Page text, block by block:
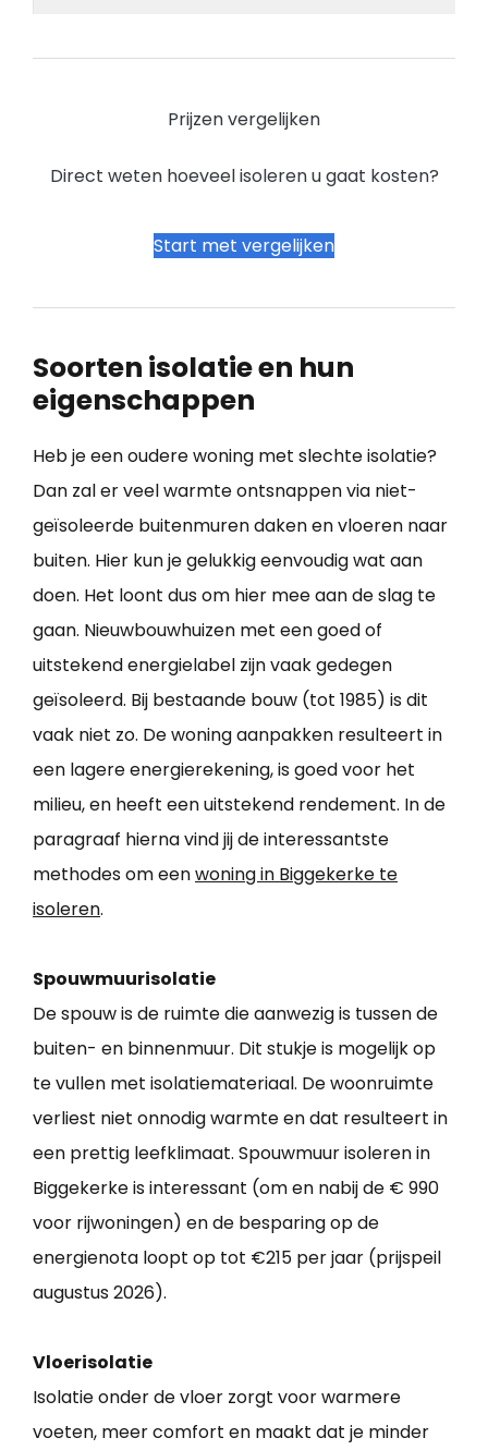
Prijzen vergelijken
Direct weten hoeveel isoleren u gaat kosten?
Start met vergelijken
Soorten isolatie en hun
eigenschappen
Heb je een oudere woning met slechte isolatie?
Dan zal er veel warmte ontsnappen via niet-
geïsoleerde buitenmuren daken en vloeren naar
buiten. Hier kun je gelukkig eenvoudig wat aan
doen. Het loont dus om hier mee aan de slag te
gaan. Nieuwbouwhuizen met een goed of
uitstekend energielabel zijn vaak gedegen
geïsoleerd. Bij bestaande bouw (tot 1985) is dit
vaak niet zo. De woning aanpakken resulteert in
een lagere energierekening, is goed voor het
milieu, en heeft een uitstekend rendement. In de
paragraaf hierna vind jij de interessantste
methodes om eenwoning in Biggekerke te
isoleren.
Spouwmuurisolatie
De spouw is de ruimte die aanwezig is tussen de
buiten- en binnenmuur. Dit stukje is mogelijk op
te vullen met isolatiemateriaal. De woonruimte
verliest niet onnodig warmte en dat resulteert in
een prettig leefklimaat. Spouwmuur isoleren in
Biggekerke is interessant (om en nabij de € 990
voor rijwoningen) en de besparing op de
energienota loopt op tot €215 per jaar (prijspeil
augustus 2026).
Vloerisolatie
Isolatie onder de vloer zorgt voor warmere
voeten, meer comfort en maakt dat je minder